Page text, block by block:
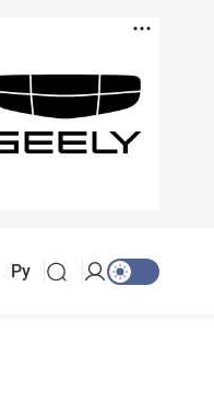
Ру